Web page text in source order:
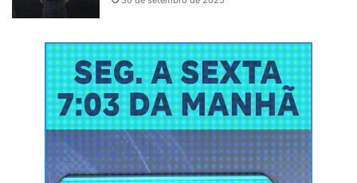
da capital, beneficiando cerca de 120 mil pessoas
fluidez ao trânsito pela rua Guanabara, principal via de
ligação para a zona norte. A obra conta ainda com os
serviços de sinalização vertical e horizontal, ciclofaixa,
arborização, calçada e iluminação pública 100% em LED.
Outras vias foram interligadas como as ruas Julião Ramos,
Canal do Jandiá, Bueiro e Travessia Canal.